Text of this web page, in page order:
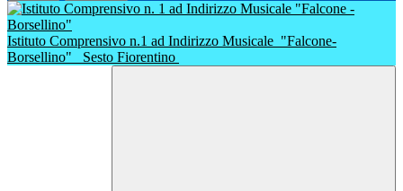
Istituto Comprensivo n.1 ad Indirizzo Musicale "Falcone-
Borsellino"
Sesto Fiorentino